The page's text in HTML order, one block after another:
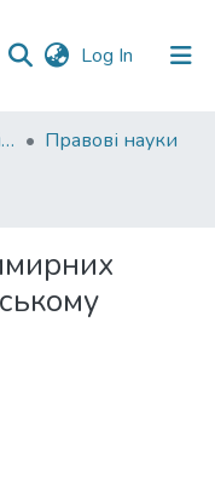
Log In (current)
04. Економіко-правовий факультет
Правові науки